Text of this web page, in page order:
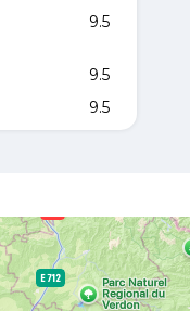
9.5
9.5
9.5